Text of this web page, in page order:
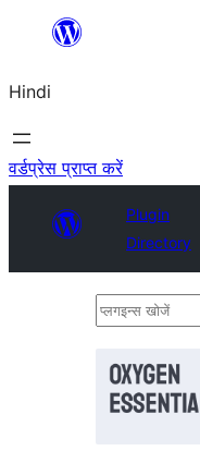
सामग्री
जाएं
Hindi
वर्डप्रेस प्राप्त करें
Plugin
Directory
प्लगइन्स